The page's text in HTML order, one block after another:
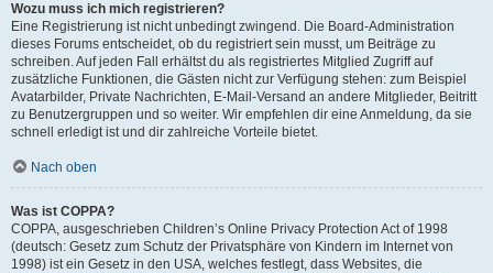
Wozu muss ich mich registrieren?
Eine Registrierung ist nicht unbedingt zwingend. Die Board-Administration
dieses Forums entscheidet, ob du registriert sein musst, um Beiträge zu
schreiben. Auf jeden Fall erhältst du als registriertes Mitglied Zugriff auf
zusätzliche Funktionen, die Gästen nicht zur Verfügung stehen: zum Beispiel
Avatarbilder, Private Nachrichten, E-Mail-Versand an andere Mitglieder, Beitritt
zu Benutzergruppen und so weiter. Wir empfehlen dir eine Anmeldung, da sie
schnell erledigt ist und dir zahlreiche Vorteile bietet.
Nach oben
Was ist COPPA?
COPPA, ausgeschrieben Children’s Online Privacy Protection Act of 1998
(deutsch: Gesetz zum Schutz der Privatsphäre von Kindern im Internet von
1998) ist ein Gesetz in den USA, welches festlegt, dass Websites, die